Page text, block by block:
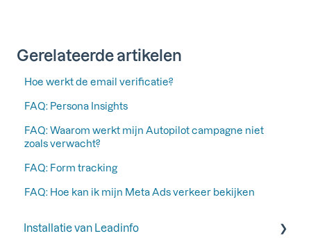
Gerelateerde artikelen
Hoe werkt de email verificatie?
FAQ: Persona Insights
FAQ: Waarom werkt mijn Autopilot campagne niet
zoals verwacht?
FAQ: Form tracking
FAQ: Hoe kan ik mijn Meta Ads verkeer bekijken
Installatie van Leadinfo